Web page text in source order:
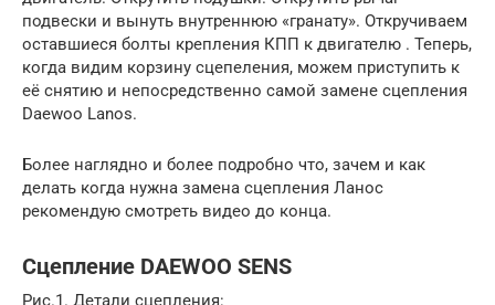
подвески и вынуть внутреннюю «гранату». Откручиваем
оставшиеся болты крепления КПП к двигателю . Теперь,
когда видим корзину сцепеления, можем приступить к
её снятию и непосредственно самой замене сцепления
Daewoo Lanos.
Более наглядно и более подробно что, зачем и как
делать когда нужна замена сцепления Ланос
рекомендую смотреть видео до конца.
Сцепление DAEWOO SENS
Рис.1. Детали сцепления: